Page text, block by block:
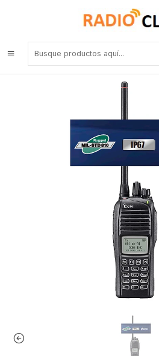
ICOM IC-F3261DT VHF 136-174 MHz
5W Radio portátil Digital con pantalla y